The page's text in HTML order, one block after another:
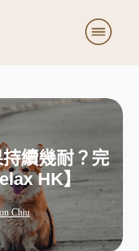
價目表
關於我們
小小商店
加入我們
續幾耐？完
HK】
Chiu